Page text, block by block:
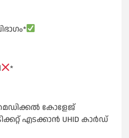
*
കോളേജ്
എടക്കാൻ UHID കാർഡ്